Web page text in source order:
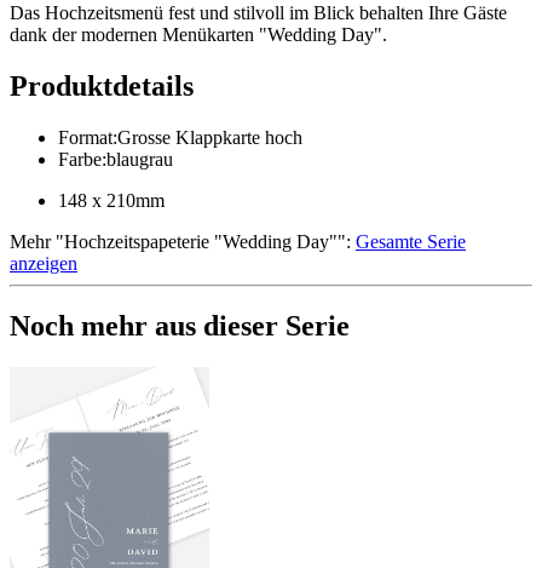
Das Hochzeitsmenü fest und stilvoll im Blick behalten Ihre Gäste
dank der modernen Menükarten "Wedding Day".
Produktdetails
Format:Grosse Klappkarte hoch
Farbe:blaugrau
148 x 210mm
Mehr"Hochzeitspapeterie "Wedding Day"": Gesamte Serie
anzeigen
Noch mehr aus dieser Serie